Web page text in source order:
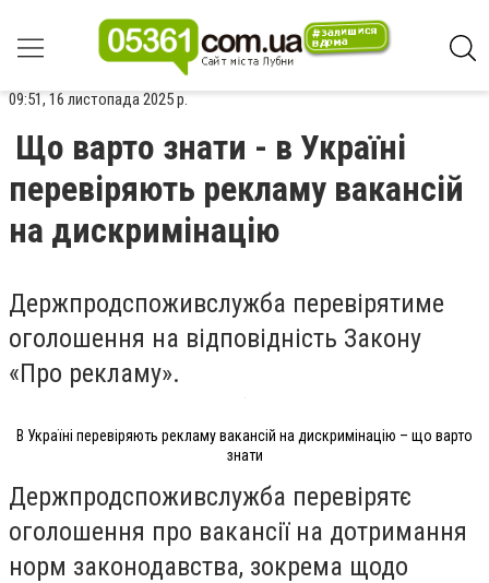
09:51, 16 листопада 2025 р.
Що варто знати - в Україні
перевіряють рекламу вакансій
на дискримінацію
Держпродспоживслужба перевірятиме
оголошення на відповідність Закону
«Про рекламу».
В Україні перевіряють рекламу вакансій на дискримінацію – що варто
знати
Держпродспоживслужба перевірятє
оголошення про вакансії на дотримання
норм законодавства, зокрема щодо